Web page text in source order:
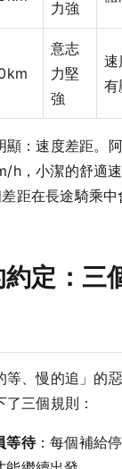
力強
意志
力堅
強
速
有
顯：速度差距。
h，小潔的舒適
距在長途騎乘中
定：三
等、慢的追」的
三個規則：
等待：每個補給